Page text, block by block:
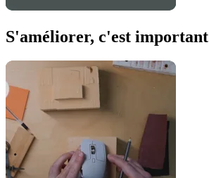
S'améliorer, c'est important